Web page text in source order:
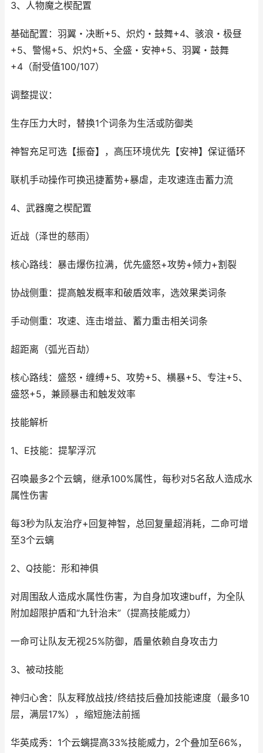
3、人物魔之楔配置
基础配置：羽翼・决断+5、炽灼・鼓舞+4、骇浪・极昼
+5、警惕+5、炽灼+5、全盛・安神+5、羽翼・鼓舞
+4（耐受值100/107）
调整提议：
生存压力大时，替换1个词条为生活或防御类
神智充足可选【振奋】，高压环境优先【安神】保证循环
联机手动操作可换迅捷蓄势+暴虐，走攻速连击蓄力流
4、武器魔之楔配置
近战（泽世的慈雨）
核心路线：暴击爆伤拉满，优先盛怒+攻势+倾力+割裂
协战侧重：提高触发概率和破盾效率，选效果类词条
手动侧重：攻速、连击增益、蓄力重击相关词条
超距离（弧光百劫）
核心路线：盛怒・缠缚+5、攻势+5、横暴+5、专注+5、
盛怒+5，兼顾暴击和触发效率
技能解析
1、E技能：提挈浮沉
召唤最多2个云螭，继承100%属性，每秒对5名敌人造成水
属性伤害
每3秒为队友治疗+回复神智，总回复量超消耗，二命可增
至3个云螭
2、Q技能：形和神俱
对周围敌人造成水属性伤害，为自身加攻速buff，为全队
附加超限护盾和“九针治未”（提高技能威力）
一命可让队友无视25%防御，盾量依赖自身攻击力
3、被动技能
神归心舍：队友释放战技/终结技后叠加技能速度（最多10
层，满层17%），缩短施法前摇
华英成秀：1个云螭提高33%技能威力，2个叠加至66%，